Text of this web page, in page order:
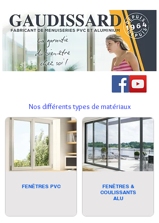
Nos différents types de matériaux
FENÊTRES PVC
FENÊTRES &
COULISSANTS
ALU